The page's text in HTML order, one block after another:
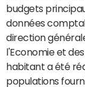
budgets
données
direction
l'Economie et
habitant a été
populations